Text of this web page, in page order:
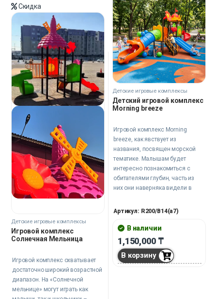
Скидка
Детские игровые комплексы
Игровой комплекс
Солнечная Мельница
Игровой комплекс охватывает
достаточно широкий возрастной
диапазон. На «Солнечной
мельнице» могут играть как
Детские игровые комплексы
Детский игровой комплекс
Morning breeze
Игровой комплекс Morning
breeze, как явствует из
названия, посвящен морской
тематике. Малышам будет
интересно познакомиться с
обитателями глубин, часть из
них они наверняка видели в
Артикул: R200/B14(a7)
В наличии
1,150,000 ₸
В корзину